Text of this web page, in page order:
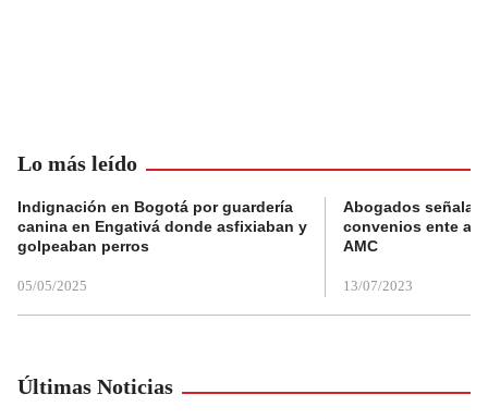
Lo más leído
Indignación en Bogotá por guardería
canina en Engativá donde asfixiaban y
golpeaban perros
05/05/2025
Abogados
convenios ente
AMC
13/07/2023
Últimas Noticias